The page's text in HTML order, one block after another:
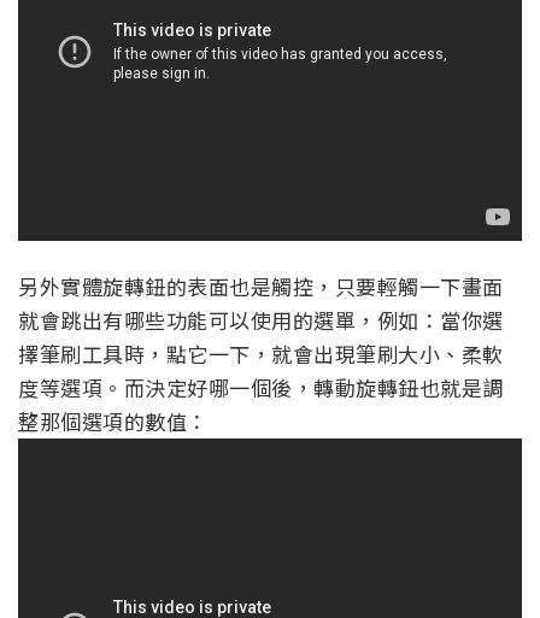
另外實體旋轉鈕的表面也是觸控，只要輕觸一下畫面
就會跳出有哪些功能可以使用的選單，例如：當你選
擇筆刷工具時，點它一下，就會出現筆刷大小、柔軟
度等選項。而決定好哪一個後，轉動旋轉鈕也就是調
整那個選項的數值：